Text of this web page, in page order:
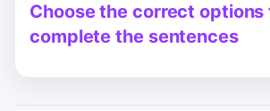
Choose the correct options
complete the sentences